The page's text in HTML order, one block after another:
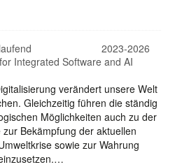
laufend
2023-2026
Integrated Software and AI
verändert unsere Welt
Gleichzeitig führen die ständig
Möglichkeiten auch zu der
Bekämpfung der aktuellen
sowie zur Wahrung